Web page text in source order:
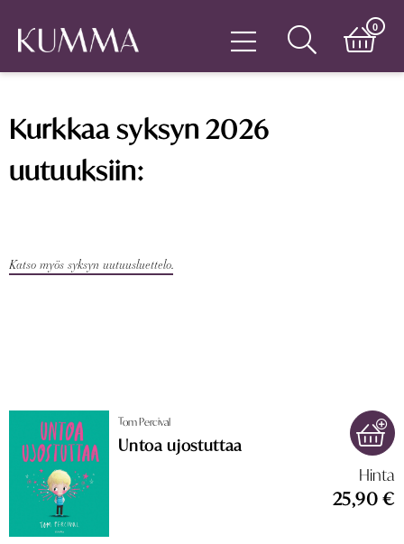
0
Kurkkaa syksyn 2026
uutuuksiin:
Katso myös syksyn uutuusluettelo.
Hinta
25,90 €
Tom Percival
Untoa ujostuttaa